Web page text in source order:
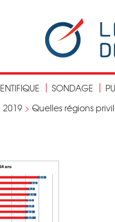
SONDAGE
2019 > Quelles régions